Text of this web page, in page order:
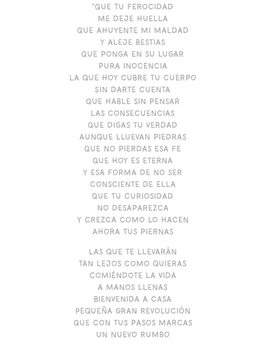
"Que tu ferocidad
me deje huella
Que ahuyente mi maldad
Y aleje bestias
Que ponga en su lugar
pura inocencia
La que hoy cubre tu cuerpo
Sin darte cuenta
Que hable sin pensar
las consecuencias
Que digas tu verdad
Aunque lluevan piedras
Que no pierdas esa fe
Que hoy es eterna
Y esa forma de no ser
consciente de ella
Que tu curiosidad
no desaparezca
Y crezca como lo hacen
ahora tus piernas
Las que te llevarán
tan lejos como quieras
Comiéndote la vida
a manos llenas
Bienvenida a casa
Pequeña gran revolución
Que con tus pasos marcas
un nuevo rumbo